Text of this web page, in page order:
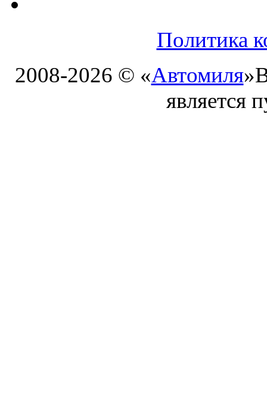
Политика
2008-2026 © «Автомиля»
является